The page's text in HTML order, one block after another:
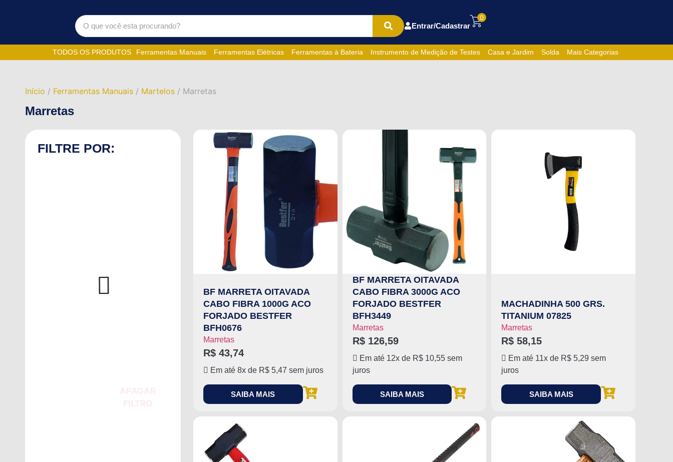
Entrar/Cadastrar
0
TODOS OS PRODUTOS Ferramentas Manuais Ferramentas Elétricas Ferramentas à Bateria Instrumento de Medição de Testes Casa e Jardim Solda Mais Categorias
Início / Ferramentas Manuais / Martelos / Marretas
Marretas
FILTRE POR:
BF MARRETA OITAVADA
CABO FIBRA 1000G ACO
FORJADO BESTFER
BFH0676
Marretas
R$ 43,74
Em até 8x de R$ 5,47 sem juros
SAIBA MAIS
BF MARRETA OITAVADA
CABO FIBRA 3000G ACO
FORJADO BESTFER
BFH3449
Marretas
R$126,59
Em até 12x de R$10,55sem
juros
SAIBA MAIS
MACHADINHA 500 GRS.
TITANIUM 07825
Marretas
R$ 58,15
Em até 11x de R$ 5,29 sem
juros
SAIBA MAIS